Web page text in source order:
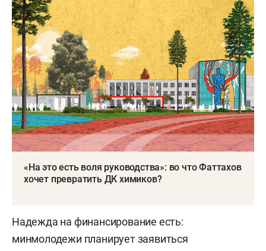
«На это есть воля руководства»: во что Фаттахов
хочет превратить ДК химиков?
Надежда на финансирование есть:
минмолодежи планирует заявиться